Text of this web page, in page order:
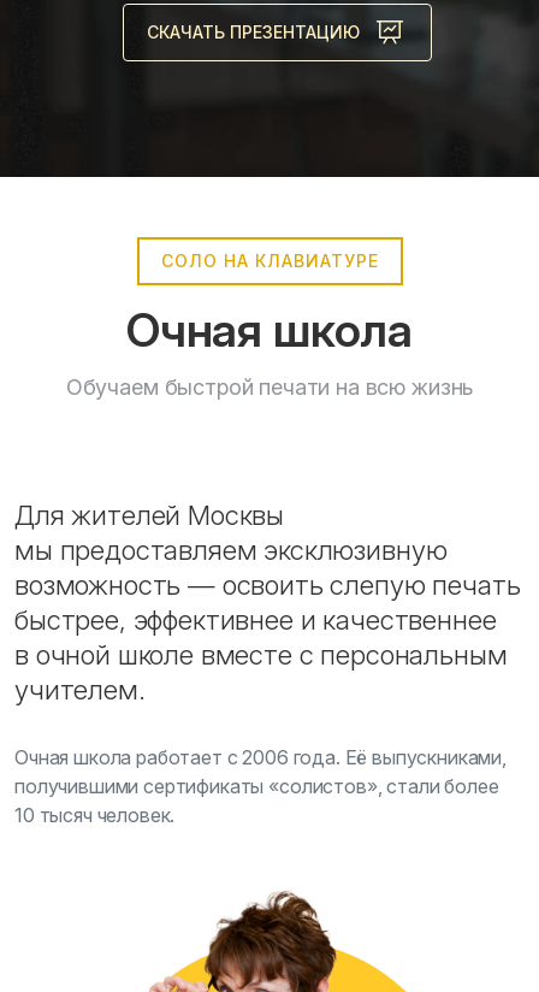
СКАЧАТЬ ПРЕЗЕНТАЦИЮ
СОЛО НА КЛАВИАТУРЕ
Очная школа
Обучаем быстрой печати на всю жизнь
Для жителей Москвы
мы предоставляем эксклюзивную
возможность — освоить слепую печать
быстрее, эффективнее и качественнее
в очной школе вместе с персональным
учителем.
Очная школа работает с 2006 года. Её выпускниками,
получившими сертификаты «солистов», стали более
10 тысяч человек.